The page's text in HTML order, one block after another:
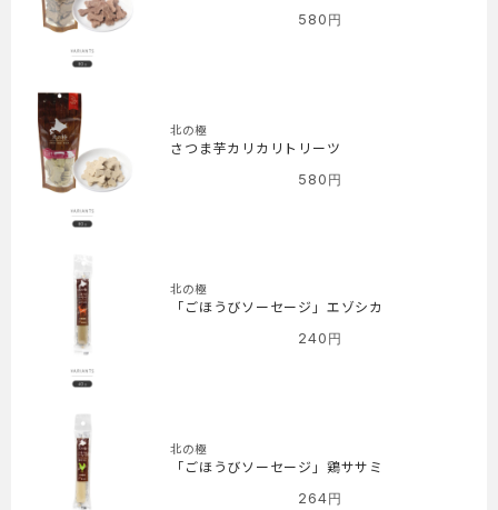
580 円
北の極
さつま芋カリカリトリーツ
580 円
北の極
「ごほうびソーセージ」エゾシカ
240 円
北の極
「ごほうびソーセージ」鶏ササミ
264円